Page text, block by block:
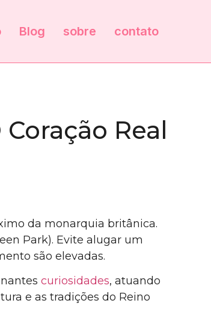
Blog sobre contato
Real
da monarquia britânica.
Park). Evite alugar um
são elevadas.
curiosidades, atuando
e as tradições do Reino